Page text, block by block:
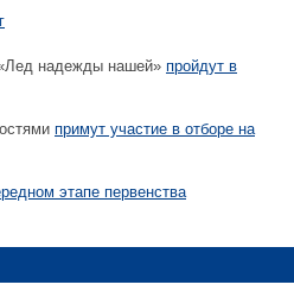
«Лед надежды нашей» пройдут в
примут участие в отборе на
этапе первенства